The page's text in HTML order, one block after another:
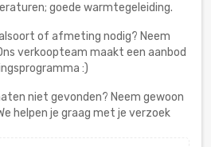
goede warmtegeleiding.
of afmeting nodig? Neem
verkoopteam maakt een aanbod
:)
niet gevonden? Neem gewoon
helpen je graag met je verzoek